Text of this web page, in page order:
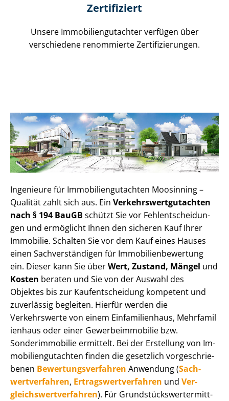
Zertifiziert
Unsere Immobilien­gutachter verfügen über
verschiedene renommierte Zer­ti­fi­zie­run­gen.
Ingenieure für Im­mo­bi­li­en­gut­ach­ten Moosinning –
Qualität zahlt sich aus. Ein Ver­kehrs­wert­gut­ach­ten
nach § 194 BauGB schützt Sie vor Fehl­ent­schei­dun­
gen und ermöglicht Ihnen den sicheren Kauf Ihrer
Immobilie. Schalten Sie vor dem Kauf eines Hauses
einen Sach­ver­stän­di­gen für Im­mo­bi­li­en­be­wer­tung
ein. Dieser kann Sie überWert, Zustand, Mängel und
Kosten beraten und Sie von der Auswahl des
Objektes bis zur Kauf­ent­schei­dung kompetent und
zuverlässig begleiten. Hierfür werden die
Verkehrswerte von einem Einfamilienhaus, Mehr­fa­mi­l
i­en­haus oder einer Ge­wer­be­im­mo­bi­lie bzw.
Sonderimmobilie ermittelt. Bei der Erstellung von Im­
mo­bi­li­en­gut­ach­ten finden die gesetzlich vor­ge­schrie­
be­nen Be­wer­tungs­ver­fah­ren Anwendung (Sach­
wert­ver­fah­ren, Er­trags­wert­ver­fah­ren und Ver­
gleichs­wert­ver­fah­ren). Für Grund­stücks­wert­ermitt­